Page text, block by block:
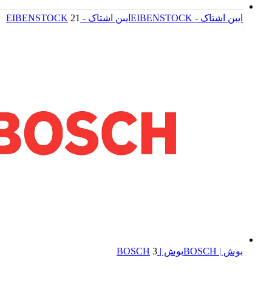
ایبن اشتاک - EIBENSTOCK ایبن اشتاک - EIBENSTOCK 21
بوش | BOSCH بوش | BOSCH 3